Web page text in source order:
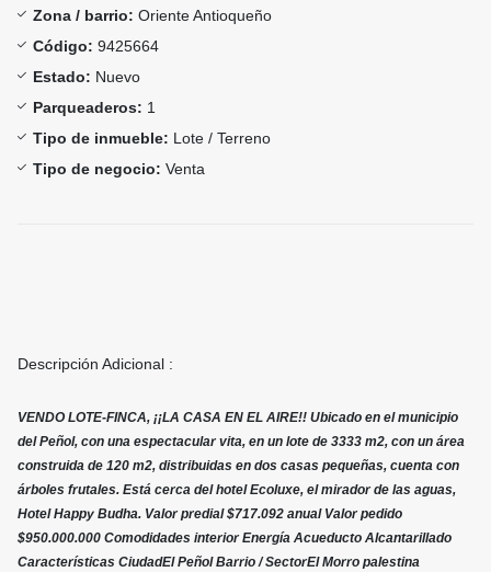
Zona / barrio: Oriente Antioqueño
Código: 9425664
Estado: Nuevo
Parqueaderos: 1
Tipo de inmueble: Lote / Terreno
Tipo de negocio: Venta
Descripción Adicional :
VENDO LOTE-FINCA, ¡¡LA CASA EN EL AIRE!! Ubicado en el municipio
del Peñol, con una espectacular vita, en un lote de 3333 m2, con un área
construida de 120 m2, distribuidas en dos casas pequeñas, cuenta con
árboles frutales. Está cerca del hotel Ecoluxe, el mirador de las aguas,
Hotel Happy Budha. Valor predial $717.092 anual Valor pedido
$950.000.000 Comodidades interior Energía Acueducto Alcantarillado
Características CiudadEl Peñol Barrio / SectorEl Morro palestina